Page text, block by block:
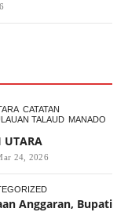
CATATAN
TALAUD MANADO
UTARA
24, 2026
Anggaran, Bupati